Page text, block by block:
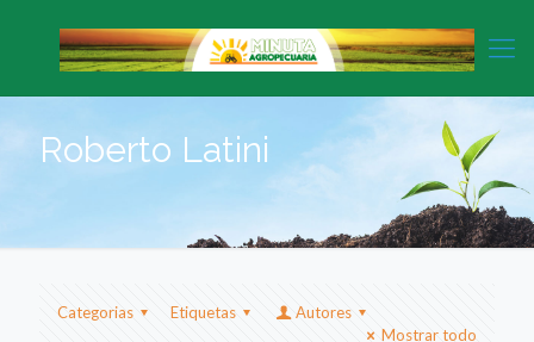
Roberto Latini
Categorias Etiquetas
Autores
Mostrar todo